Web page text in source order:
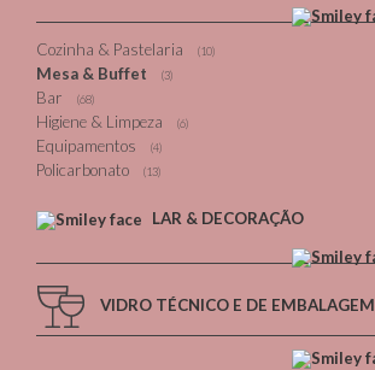
Cozinha & Pastelaria (10)
Mesa & Buffet (3)
Bar (68)
Higiene & Limpeza (6)
Equipamentos (4)
Policarbonato (13)
LAR & DECORAÇÃO
VIDRO TÉCNICO E DE EMBALAGEM